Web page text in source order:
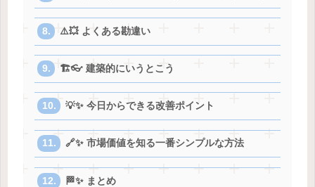
⚠️💥 よくある勘違い
🏗️👓 建築的にいうとこう
💡✨ 今日からできる改善ポイント
🔗✨ 市場価値を知る一番シンプルな方法
🏁✨ まとめ